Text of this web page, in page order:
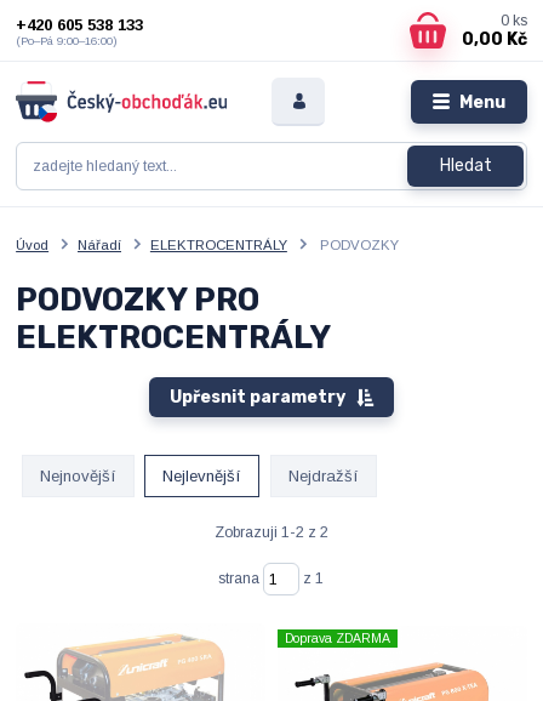
Menu
Hledat
+420 605 538 133
(Po–Pá 9:00–16:00)
0 ks
0,00 Kč
Úvod Nářadí ELEKTROCENTRÁLY PODVOZKY
PODVOZKY PRO
ELEKTROCENTRÁLY
Upřesnit parametry
Nejnovější Nejlevnější Nejdražší
Zobrazuji 1-2 z 2
strana z 1
Doprava ZDARMA